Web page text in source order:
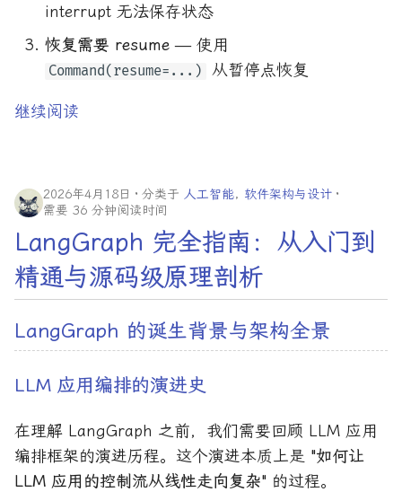
interrupt 无法保存状态
恢复需要 resume— 使用
Command(resume=...) 从暂停点恢复
继续阅读
2026年4月18日 分类于 人工智能, 软件架构与设计
需要 36 分钟阅读时间
LangGraph 完全指南：从入门到
精通与源码级原理剖析
LangGraph 的诞生背景与架构全景
LLM 应用编排的演进史
在理解 LangGraph 之前，我们需要回顾 LLM 应用
编排框架的演进历程。这个演进本质上是 "如何让
LLM 应用的控制流从线性走向复杂" 的过程。